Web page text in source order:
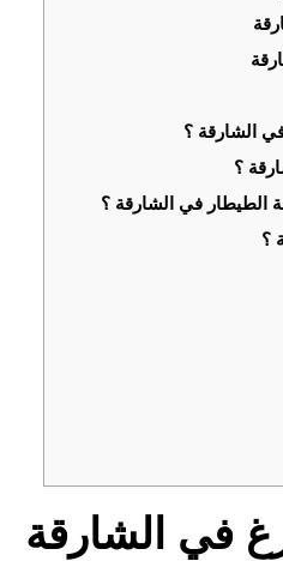
الشارقة ؟
؟
الطيطار في الشارقة ؟
؟
في الشارقة